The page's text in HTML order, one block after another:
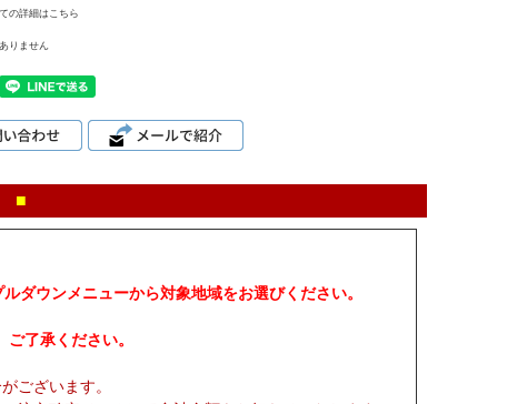
の詳細はこちら
りません
■
ダウンメニューから対象地域をお選びください。
了承ください。
ございます。